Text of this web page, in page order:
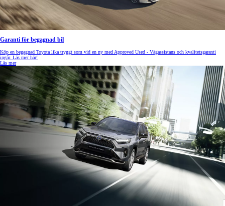
Garanti för begagnad bil
Köp en begagnad Toyota lika tryggt som vid en ny med Approved Used - Vägassistans och kvalitetsgaranti
ingår. Läs mer här!
Läs mer